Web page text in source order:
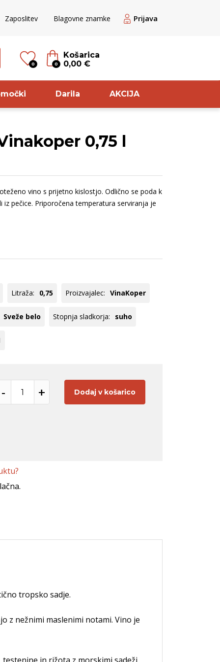
Zaposlitev Blagovne znamke Prijava
0 0
Košarica
0,00 €
rdeče
rose
belo
vse
Modri pinot
Zelen
Pinela
Pikolit
Poglej vse
Darila AKCIJA
0,75 l
vino s prijetno kislostjo. Odlično se poda k
pečice. Priporočena temperatura serviranja je
Litraža: 0,75 Proizvajalec: VinaKoper
Sveže belo Stopnja sladkorja: suho
- + Dodaj v košarico
tropsko sadje.
z nežnimi maslenimi notami. Vino je